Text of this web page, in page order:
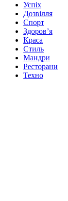
Успіх
Дозвілля
Спорт
Здоров’я
Краса
Стиль
Мандри
Ресторани
Техно